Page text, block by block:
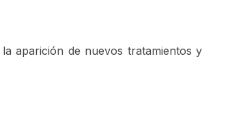
aparición de nuevos tratamientos y